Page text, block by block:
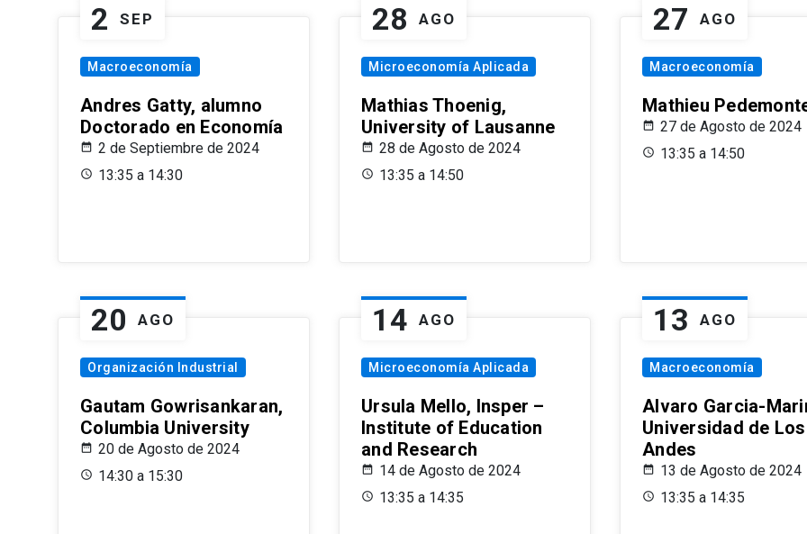
2 SEP
Macroeconomía
Andres Gatty, alumno
Doctorado en Economía
2 de Septiembre de 2024
13:35 a 14:30
28 AGO
Microeconomía Aplicada
Mathias Thoenig,
University of Lausanne
28 de Agosto de 2024
13:35 a 14:50
27 AGO
Macroeconomía
Mathieu
27 de Agosto de 2024
13:35 a 14:50
20 AGO
Organización Industrial
Gautam Gowrisankaran,
Columbia University
20 de Agosto de 2024
14:30 a 15:30
14 AGO
Microeconomía Aplicada
Ursula Mello, Insper –
Institute of Education
and Research
14 de Agosto de 2024
13:35 a 14:35
13 AGO
Macroeconomía
Alvaro Garcia-
Universidad de Los
Andes
13 de Agosto de 2024
13:35 a 14:35